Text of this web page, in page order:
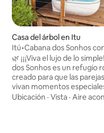
Casa del árbol en Itu
Itú•Cabana dos Sonhos
¡vista única!
🌿 ¡¡¡Viva el lujo de lo
dos Sonhos es un refugio
creado para que las
vivan momentos
la naturaleza. En un área de
Ubicación · Vista · Aire